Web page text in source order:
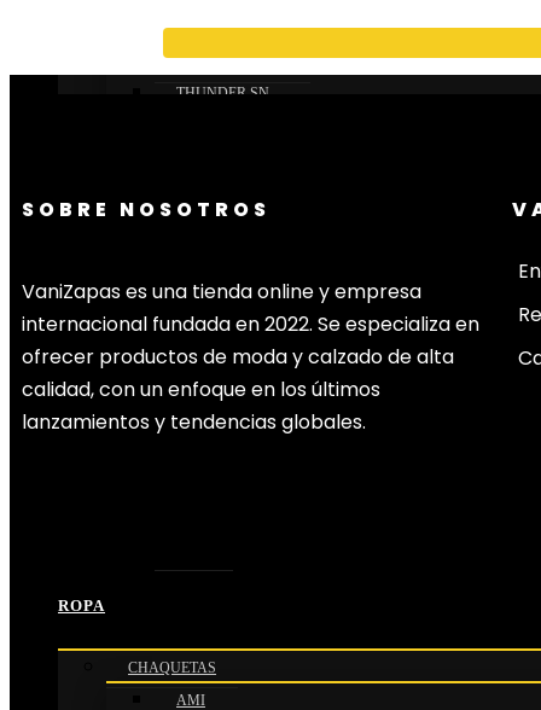
PRADA SN
AMERICA’S CUP
THUNDER SN
OFF WHITE
CHRISTIAN LOUBOUTIN
VALENTINO GARAVANI
MAISON
ROPA
CHAQUETAS
AMI
SOBRE NOSOTROS
VaniZapas es una tienda online y empresa
internacional fundada en 2022. Se especializa en
ofrecer productos de moda y calzado de alta
calidad, con un enfoque en los últimos
lanzamientos y tendencias globales.